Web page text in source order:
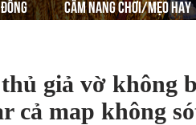
CẨM NANG CHƠI/MẸO HAY
giả vờ không
cả map không